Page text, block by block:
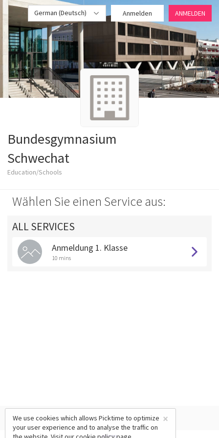
German (Deutsch) Anmelden ANMELDEN
Bundesgymnasium
Schwechat
Education/Schools
Wählen Sie einen Service aus:
ALL SERVICES
Anmeldung 1. Klasse
10 mins
×
We use cookies which allows Picktime to optimize
your user experience and to analyse the traffic on